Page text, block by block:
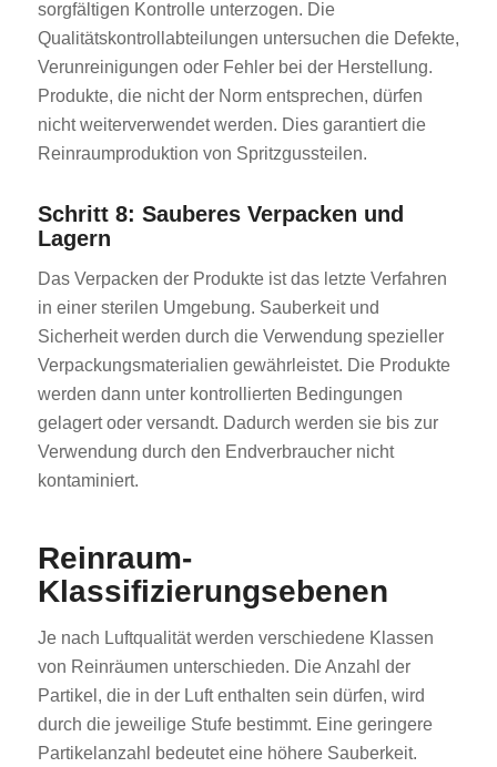
sorgfältigen Kontrolle unterzogen. Die
Qualitätskontrollabteilungen untersuchen die Defekte,
Verunreinigungen oder Fehler bei der Herstellung.
Produkte, die nicht der Norm entsprechen, dürfen
nicht weiterverwendet werden. Dies garantiert die
Reinraumproduktion von Spritzgussteilen.
Schritt 8: Sauberes Verpacken und
Lagern
Das Verpacken der Produkte ist das letzte Verfahren
in einer sterilen Umgebung. Sauberkeit und
Sicherheit werden durch die Verwendung spezieller
Verpackungsmaterialien gewährleistet. Die Produkte
werden dann unter kontrollierten Bedingungen
gelagert oder versandt. Dadurch werden sie bis zur
Verwendung durch den Endverbraucher nicht
kontaminiert.
Reinraum-
Klassifizierungsebenen
Je nach Luftqualität werden verschiedene Klassen
von Reinräumen unterschieden. Die Anzahl der
Partikel, die in der Luft enthalten sein dürfen, wird
durch die jeweilige Stufe bestimmt. Eine geringere
Partikelanzahl bedeutet eine höhere Sauberkeit.